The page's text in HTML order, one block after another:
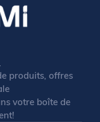
produits, offres
votre boîte de